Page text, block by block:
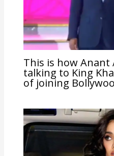
This is how
talking to King
of joining